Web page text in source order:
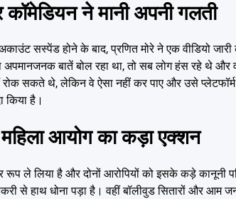
कॉमेडियन ने मानी अपनी गलती
सस्पेंड होने के बाद, प्रणित मोरे ने एक वीडियो
बातें बोल रहा था, तो सब लोग हंस रहे थे
सकते थे, लेकिन वे ऐसा नहीं कर पाए और उसे
किया है।
आयोग का कड़ा एक्शन
ले लिया है और दोनों आरोपियों को इसके कड़े कानूनी
से हाथ धोना पड़ा है। वहीं बॉलीवुड सितारों और